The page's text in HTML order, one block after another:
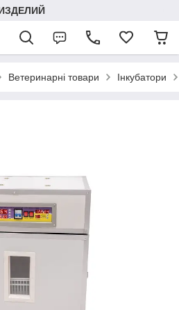
Ветеринарні товари Інкубатори